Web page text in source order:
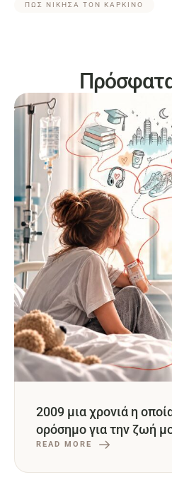
ΠΩΣ ΝΙΚΗΣΑ ΤΟΝ ΚΑΡΚΙΝΟ
2009 μια χρονιά η
ορόσημο για την ζωή
READ MORE